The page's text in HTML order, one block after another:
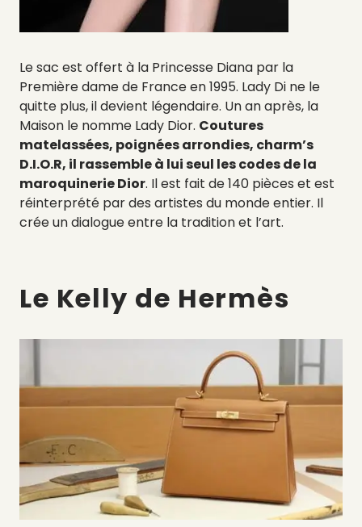
Le sac est offert à la Princesse Diana par la
Première dame de France en 1995. Lady Di ne le
quitte plus, il devient légendaire. Un an après, la
Maison le nomme Lady Dior. Coutures
matelassées, poignées arrondies, charm’s
D.I.O.R, il rassemble à lui seul les codes de la
maroquinerie Dior. Il est fait de 140 pièces et est
réinterprété par des artistes du monde entier. Il
crée un dialogue entre la tradition et l’art.
Le Kelly de Hermès